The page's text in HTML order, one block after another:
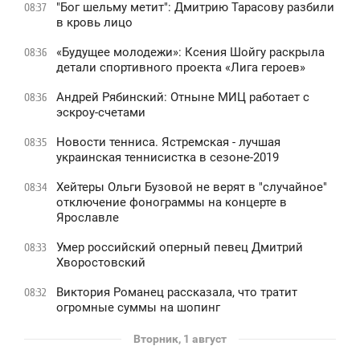
08:37
"Бог шельму метит": Дмитрию Тарасову разбили
в кровь лицо
08:36
«Будущее молодежи»: Ксения Шойгу раскрыла
детали спортивного проекта «Лига героев»
08:36
Андрей Рябинский: Отныне МИЦ работает с
эскроу-счетами
08:35
Новости тенниса. Ястремская - лучшая
украинская теннисистка в сезоне-2019
08:34
Хейтеры Ольги Бузовой не верят в "случайное"
отключение фонограммы на концерте в
Ярославле
08:33
Умер российский оперный певец Дмитрий
Хворостовский
08:32
Виктория Романец рассказала, что тратит
огромные суммы на шопинг
Вторник, 1 август